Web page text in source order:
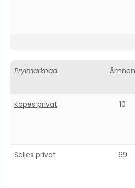
Prylmarknad Ämnen
Köpes privat 10
Säljes privat 69